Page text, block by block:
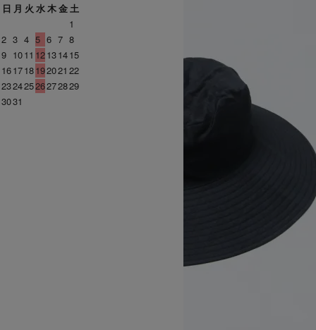
日 月 火 水木金土
1
2 3 4 5 6 7 8
9 1011 12131415
161718192021 22
23242526272829
3031